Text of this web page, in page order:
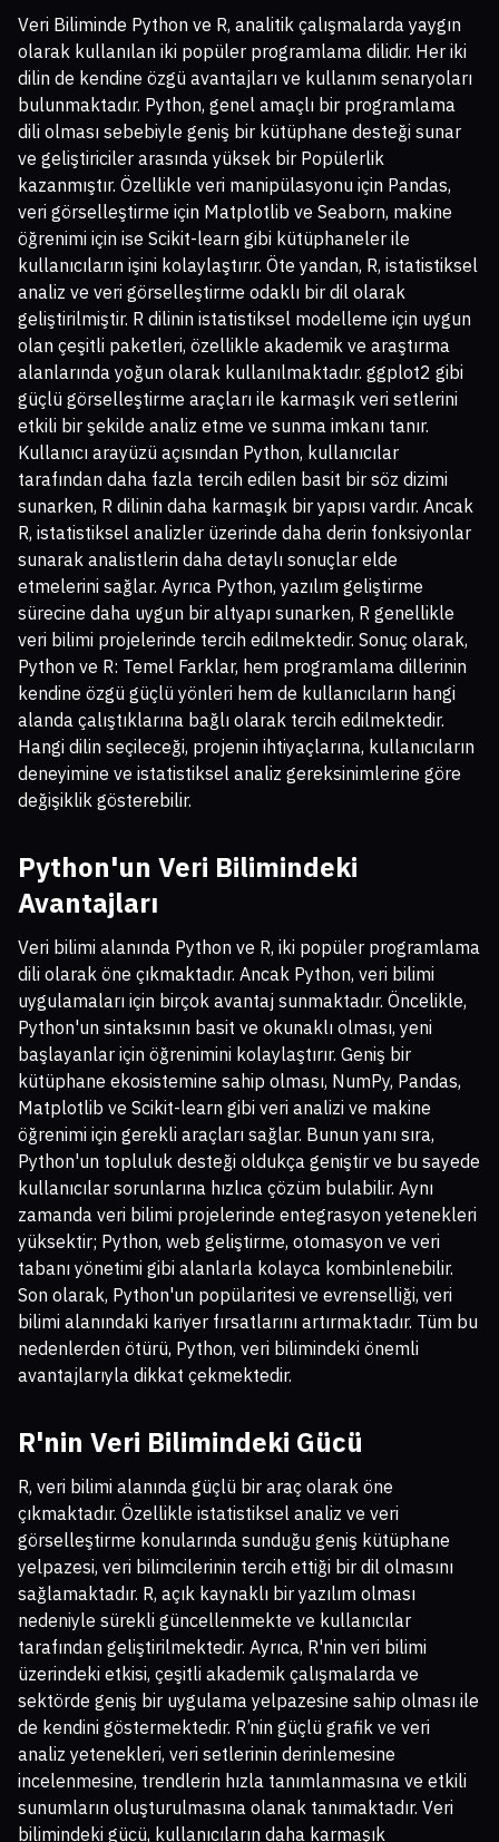
Veri Biliminde Python ve R, analitik çalışmalarda yaygın
olarak kullanılan iki popüler programlama dilidir. Her iki
dilin de kendine özgü avantajları ve kullanım senaryoları
bulunmaktadır. Python, genel amaçlı bir programlama
dili olması sebebiyle geniş bir kütüphane desteği sunar
ve geliştiriciler arasında yüksek bir Popülerlik
kazanmıştır. Özellikle veri manipülasyonu için Pandas,
veri görselleştirme için Matplotlib ve Seaborn, makine
öğrenimi için ise Scikit-learn gibi kütüphaneler ile
kullanıcıların işini kolaylaştırır. Öte yandan, R, istatistiksel
analiz ve veri görselleştirme odaklı bir dil olarak
geliştirilmiştir. R dilinin istatistiksel modelleme için uygun
olan çeşitli paketleri, özellikle akademik ve araştırma
alanlarında yoğun olarak kullanılmaktadır. ggplot2 gibi
güçlü görselleştirme araçları ile karmaşık veri setlerini
etkili bir şekilde analiz etme ve sunma imkanı tanır.
Kullanıcı arayüzü açısından Python, kullanıcılar
tarafından daha fazla tercih edilen basit bir söz dizimi
sunarken, R dilinin daha karmaşık bir yapısı vardır. Ancak
R, istatistiksel analizler üzerinde daha derin fonksiyonlar
sunarak analistlerin daha detaylı sonuçlar elde
etmelerini sağlar. Ayrıca Python, yazılım geliştirme
sürecine daha uygun bir altyapı sunarken, R genellikle
veri bilimi projelerinde tercih edilmektedir. Sonuç olarak,
Python ve R: Temel Farklar, hem programlama dillerinin
kendine özgü güçlü yönleri hem de kullanıcıların hangi
alanda çalıştıklarına bağlı olarak tercih edilmektedir.
Hangi dilin seçileceği, projenin ihtiyaçlarına, kullanıcıların
deneyimine ve istatistiksel analiz gereksinimlerine göre
değişiklik gösterebilir.
Python'un Veri Bilimindeki
Avantajları
Veri bilimi alanında Python ve R, iki popüler programlama
dili olarak öne çıkmaktadır. Ancak Python, veri bilimi
uygulamaları için birçok avantaj sunmaktadır. Öncelikle,
Python'un sintaksının basit ve okunaklı olması, yeni
başlayanlar için öğrenimini kolaylaştırır. Geniş bir
kütüphane ekosistemine sahip olması, NumPy, Pandas,
Matplotlib ve Scikit-learn gibi veri analizi ve makine
öğrenimi için gerekli araçları sağlar. Bunun yanı sıra,
Python'un topluluk desteği oldukça geniştir ve bu sayede
kullanıcılar sorunlarına hızlıca çözüm bulabilir. Aynı
zamanda veri bilimi projelerinde entegrasyon yetenekleri
yüksektir; Python, web geliştirme, otomasyon ve veri
tabanı yönetimi gibi alanlarla kolayca kombinlenebilir.
Son olarak, Python'un popülaritesi ve evrenselliği, veri
bilimi alanındaki kariyer fırsatlarını artırmaktadır. Tüm bu
nedenlerden ötürü, Python, veri bilimindeki önemli
avantajlarıyla dikkat çekmektedir.
R'nin Veri Bilimindeki Gücü
R, veri bilimi alanında güçlü bir araç olarak öne
çıkmaktadır. Özellikle istatistiksel analiz ve veri
görselleştirme konularında sunduğu geniş kütüphane
yelpazesi, veri bilimcilerinin tercih ettiği bir dil olmasını
sağlamaktadır. R, açık kaynaklı bir yazılım olması
nedeniyle sürekli güncellenmekte ve kullanıcılar
tarafından geliştirilmektedir. Ayrıca, R'nin veri bilimi
üzerindeki etkisi, çeşitli akademik çalışmalarda ve
sektörde geniş bir uygulama yelpazesine sahip olması ile
de kendini göstermektedir. R’nin güçlü grafik ve veri
analiz yetenekleri, veri setlerinin derinlemesine
incelenmesine, trendlerin hızla tanımlanmasına ve etkili
sunumların oluşturulmasına olanak tanımaktadır. Veri
bilimindeki gücü, kullanıcıların daha karmaşık